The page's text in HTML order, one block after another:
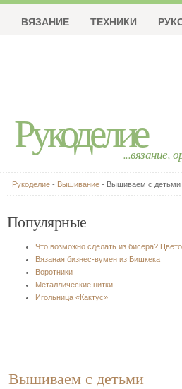
Рукоделие...вязание,
ВЯЗАНИЕ ТЕХНИКИ
Рукоделие - Вышивание - Вышиваем с детьми
Популярные
Что возможно сделать из бисера?
Вязаная бизнес-вумен из Бишкека
Воротники
Металлические нитки
Игольница «Кактус»
Вышиваем с детьми